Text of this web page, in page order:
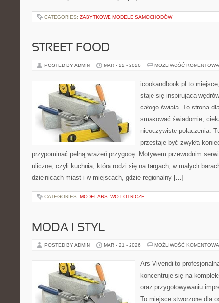
CATEGORIES: ZABYTKOWE MODELE SAMOCHODÓW
STREET FOOD
POSTED BY ADMIN MAR - 22 - 2026 MOŻLIWOŚĆ
icookandbook.pl to
staje się inspirującą
całego świata. To strona
smakować świadomie,
nieoczywiste połączenia.
przestaje być zwykłą
przypominać pełną wrażeń przygodę. Motywem przewodnim
uliczne, czyli kuchnia, która rodzi się na targach, w małych
dzielnicach miast i w miejscach, gdzie regionalny […]
CATEGORIES: MODELARSTWO LOTNICZE
MODA I STYL
POSTED BY ADMIN MAR - 21 - 2026 MOŻLIWOŚĆ
Ars Vivendi to
koncentruje się na
oraz przygotowywaniu
To miejsce stworzone dla